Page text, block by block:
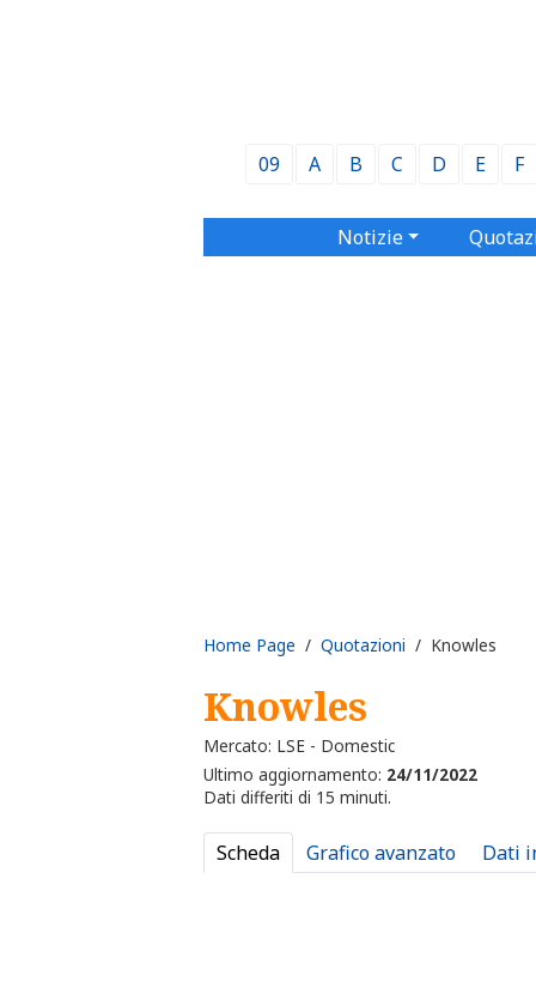
09 A B C D E F
Notizie
Home Page / Quotazioni / Knowles
Knowles
Mercato: LSE - Domestic
Ultimo aggiornamento: 24/11/2022
Dati differiti di 15 minuti.
Scheda Grafico avanzato Dati